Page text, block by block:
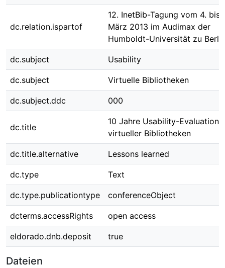
dc.relation.ispartof
12. InetBib-Tagung vom 4. bis
März 2013 im Audimax der
Humboldt-Universität zu Berlin
dc.subject Usability
dc.subject Virtuelle Bibliotheken
dc.subject.ddc 000
dc.title
10 Jahre Usability-Evaluation
virtueller Bibliotheken
dc.title.alternative Lessons learned
dc.type Text
dc.type.publicationtype conferenceObject
dcterms.accessRights open access
eldorado.dnb.deposit true
Dateien